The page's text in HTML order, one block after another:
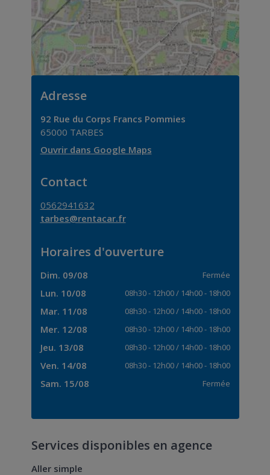
Adresse
92 Rue du Corps Francs Pommies
65000 TARBES
Ouvrir dans Google Maps
Contact
0562941632
tarbes@rentacar.fr
Horaires d'ouverture
Dim. 09/08 Fermée
Lun. 10/08 08h30- 12h00/ 14h00- 18h00
Mar. 11/08 08h30- 12h00/ 14h00- 18h00
Mer. 12/08 08h30- 12h00/ 14h00- 18h00
Jeu. 13/08 08h30- 12h00/ 14h00- 18h00
Ven. 14/08 08h30- 12h00/ 14h00- 18h00
Sam. 15/08 Fermée
Services disponibles en agence
Aller simple